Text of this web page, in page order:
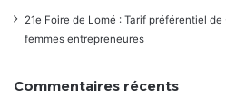
21e Foire de Lomé : Tarif préférentiel
femmes entrepreneures
Commentaires récents